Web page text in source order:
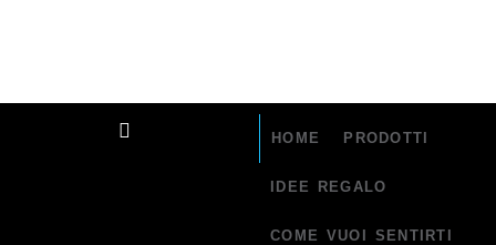
HOME PRODOTTI
IDEE REGALO
COME VUOI SENTIRTI